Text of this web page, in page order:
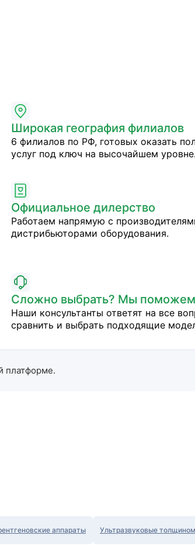
Широкая география филиалов
6 филиалов по РФ, готовых оказать
услуг под ключ на высочайшем уровне.
Официальное дилерство
Работаем напрямую с
дистрибьюторами оборудования.
Сложно выбрать? Мы поможем
Наши консультанты ответят на все
сравнить и выбрать подходящие
платформе.
аппараты Ультразвуковые